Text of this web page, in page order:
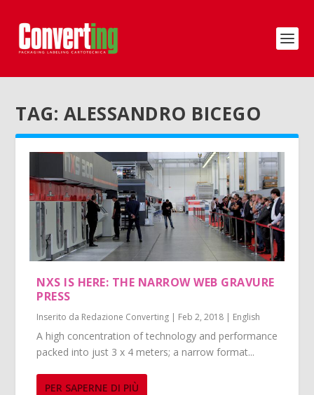
TAG: ALESSANDRO BICEGO
NXS IS HERE: THE NARROW WEB GRAVURE
PRESS
Inserito da Redazione Converting | Feb 2, 2018 | English
A high concentration of technology and performance
packed into just 3 x 4 meters; a narrow format...
PER SAPERNE DI PIÙ